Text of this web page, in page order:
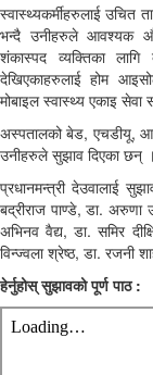
स्वास्थ्यकर्मीहरुलाई उचित
भन्दै उनीहरुले आवश्यक
शंकास्पद व्यक्तिका
देखिएकाहरुलाई होम
मोबाइल स्वास्थ्य एकाइ
अस्पतालको बेड, एचडीयू,
उनीहरुले सुझाव दिएका छन् ।
प्रधानमन्त्री देउवालाई
बद्रीराज पाण्डे, डा. अरुणा
अभिनव वैद्य, डा. समिर
विन्ज्वला श्रेष्ठ, डा. रजनी
हेर्नुहोस् सुझावको पूर्ण पाठ :